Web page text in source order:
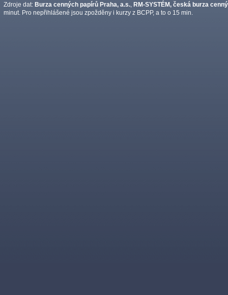
Zdroje dat: Burza cenných papírů Praha, a.s. RM-SYSTÉM, česká burza
minut. Pro nepřihlášené jsou zpožděny i kurzy z BCPP, a to o 15 min.